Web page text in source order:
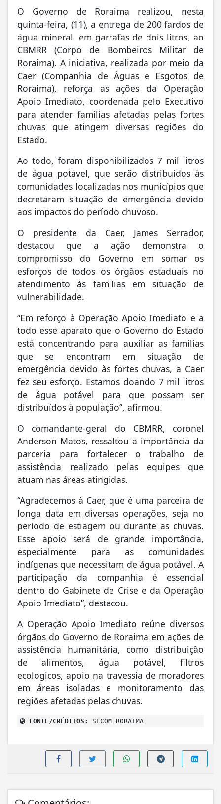
O Governo de Roraima realizou, nesta
quinta-feira, (11), a entrega de 200 fardos de
água mineral, em garrafas de dois litros, ao
CBMRR (Corpo de Bombeiros Militar de
Roraima). A iniciativa, realizada por meio da
Caer (Companhia de Águas e Esgotos de
Roraima), reforça as ações da Operação
Apoio Imediato, coordenada pelo Executivo
para atender famílias afetadas pelas fortes
chuvas que atingem diversas regiões do
Estado.
Ao todo, foram disponibilizados 7 mil litros
de água potável, que serão distribuídos às
comunidades localizadas nos municípios que
decretaram situação de emergência devido
aos impactos do período chuvoso.
O presidente da Caer, James Serrador,
destacou que a ação demonstra o
compromisso do Governo em somar os
esforços de todos os órgãos estaduais no
atendimento às famílias em situação de
vulnerabilidade.
“Em reforço à Operação Apoio Imediato e a
todo esse aparato que o Governo do Estado
está concentrando para auxiliar as famílias
que se encontram em situação de
emergência devido às fortes chuvas, a Caer
fez seu esforço. Estamos doando 7 mil litros
de água potável para que possam ser
distribuídos à população”, afirmou.
O comandante-geral do CBMRR, coronel
Anderson Matos, ressaltou a importância da
parceria para fortalecer o trabalho de
assistência realizado pelas equipes que
atuam nas áreas atingidas.
“Agradecemos à Caer, que é uma parceira de
longa data em diversas operações, seja no
período de estiagem ou durante as chuvas.
Esse apoio será de grande importância,
especialmente para as comunidades
indígenas que necessitam de água potável. A
participação da companhia é essencial
dentro do Gabinete de Crise e da Operação
Apoio Imediato”, destacou.
A Operação Apoio Imediato reúne diversos
órgãos do Governo de Roraima em ações de
assistência humanitária, como distribuição
de alimentos, água potável, filtros
ecológicos, apoio na travessia de moradores
em áreas isoladas e monitoramento das
regiões afetadas pelas chuvas.
FONTE/CRÉDITOS: SECOM RORAIMA